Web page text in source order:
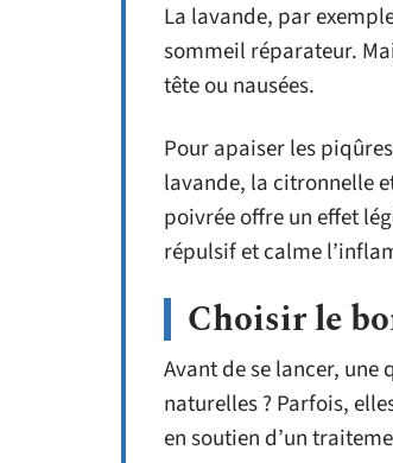
La lavande, par
sommeil réparateur.
tête ou nausées.
Pour apaiser les
lavande, la citronnelle
poivrée offre un effet
répulsif et calme
Choisir le
Avant de se lancer,
naturelles ? Parfois,
en soutien d’un